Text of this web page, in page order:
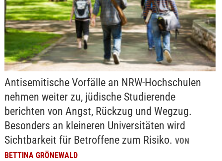
Antisemitische Vorfälle an NRW-Hochschulen
nehmen weiter zu, jüdische Studierende
berichten von Angst, Rückzug und Wegzug.
Besonders an kleineren Universitäten wird
Sichtbarkeit für Betroffene zum Risiko. VON
BETTINA GRÖNEWALD